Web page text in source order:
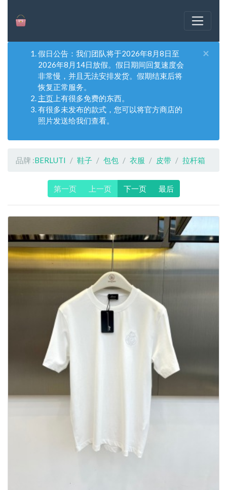
假日公告：我们团队将于2026年8月8日至
2026年8月14日放假。假日期间回复速度会
非常慢，并且无法安排发货。假期结束后将
恢复正常服务。
主页 上有很多免费的东西。
有很多未发布的款式，您可以将官方商店的
照片发送给我们查看。
×
品牌 :BERLUTI 鞋子 包包 衣服 皮带 拉杆箱
第一页 上一页 下一页 最后